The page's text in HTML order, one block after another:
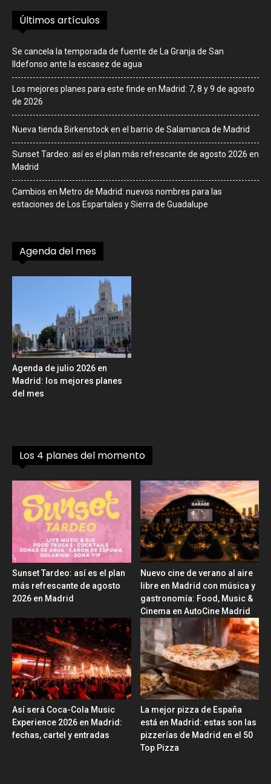
Últimos artículos
Se cancela la temporada de fuente de La Granja de San
Ildefonso ante la escasez de agua
Los mejores planes para este finde en Madrid: 7, 8 y 9 de agosto
de 2026
Nueva tienda Birkenstock en el barrio de Salamanca de Madrid
Sunset Tardeo: así es el plan más refrescante de agosto 2026 en
Madrid
Cambios en Metro de Madrid: nuevos nombres para las
estaciones de Los Espartales y Sierra de Guadalupe
Agenda del mes
Agenda de julio 2026 en
Madrid: los mejores planes
del mes
Los 4 planes del momento
Sunset Tardeo: así es el plan
más refrescante de agosto
2026 en Madrid
Nuevo cine de verano al aire
libre en Madrid con música y
gastronomía: Food, Music &
Cinema en AutoCine Madrid
Así será Coca-Cola Music
Experience 2026 en Madrid:
fechas, cartel y entradas
La mejor pizza de España
está en Madrid: estas son las
pizzerías de Madrid en el 50
Top Pizza